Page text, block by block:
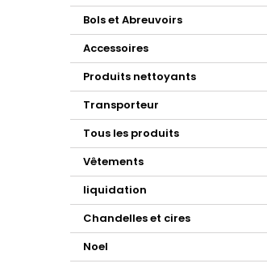
Bols et Abreuvoirs
Accessoires
Produits nettoyants
Transporteur
Tous les produits
Vêtements
liquidation
Chandelles et cires
Noel